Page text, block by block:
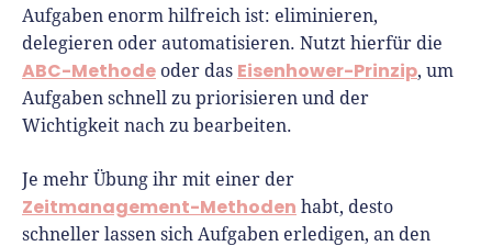
Aufgaben enorm hilfreich ist: eliminieren,
delegieren oder automatisieren. Nutzt hierfür die
ABC-Methode oder das Eisenhower-Prinzip, um
Aufgaben schnell zu priorisieren und der
Wichtigkeit nach zu bearbeiten.
Je mehr Übung ihr mit einer der
Zeitmanagement-Methoden habt, desto
schneller lassen sich Aufgaben erledigen, an den